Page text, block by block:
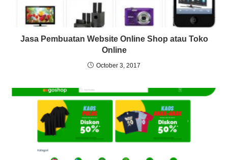
Jasa Pembuatan Website Online Shop atau Toko
Online
October 3, 2017